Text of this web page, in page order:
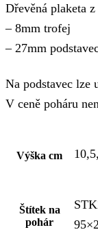
Dřevěná plaketa
– 8mm trofej
– 27mm
Na podstavec lze
V ceně poháru
Výška cm
Štítek na
pohár